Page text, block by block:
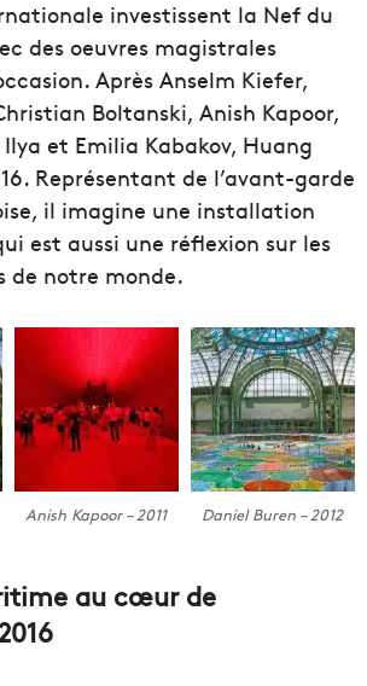
investissent la Nef du
des oeuvres magistrales
Après Anselm Kiefer,
Boltanski, Anish Kapoor,
et Emilia Kabakov, Huang
Représentant de l’avant-garde
il imagine une installation
est aussi une réflexion sur les
notre monde.
Anish Kapoor – 2011 Daniel Buren – 2012
au cœur de